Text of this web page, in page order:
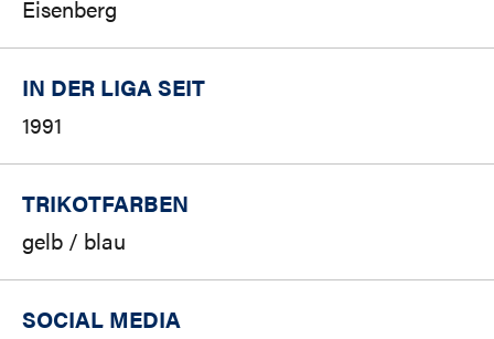
Eisenberg
IN DER LIGA SEIT
1991
TRIKOTFARBEN
gelb / blau
SOCIAL MEDIA